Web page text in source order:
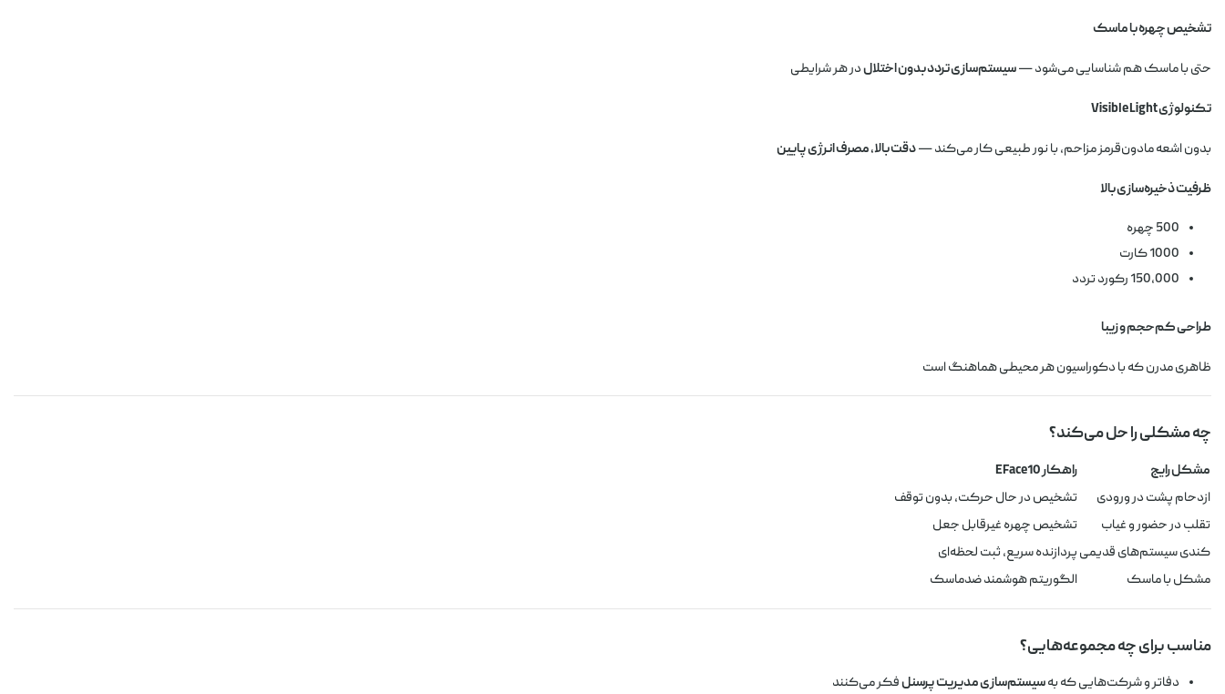
تشخیص چهره با ماسک
حتی با ماسک هم شناسایی می‌شود —سیستم‌سازی تردد بدون اختلالدر هر شرایطی
تکنولوژی Visible Light
بدون اشعه مادون‌قرمز مزاحم، با نور طبیعی کار می‌کند —دقت بالا، مصرف انرژی پایین
ظرفیت ذخیره‌سازی بالا
500 چهره
1000 کارت
150,000 رکورد تردد
طراحی کم‌حجم و زیبا
ظاهری مدرن که با دکوراسیون هر محیطی هماهنگ است
چه مشکلی را حل می‌کند؟
مشکل رایج
راهکار EFace10
ازدحام پشت در ورودی
تشخیص در حال حرکت، بدون توقف
تقلب در حضور و غیاب
تشخیص چهره غیرقابل جعل
کندی سیستم‌های قدیمی پردازنده سریع، ثبت لحظه‌ای
مشکل با ماسک
الگوریتم هوشمند ضدماسک
مناسب برای چه مجموعه‌هایی؟
دفاتر و شرکت‌هایی که بهسیستم‌سازی مدیریت پرسنلفکر می‌کنند